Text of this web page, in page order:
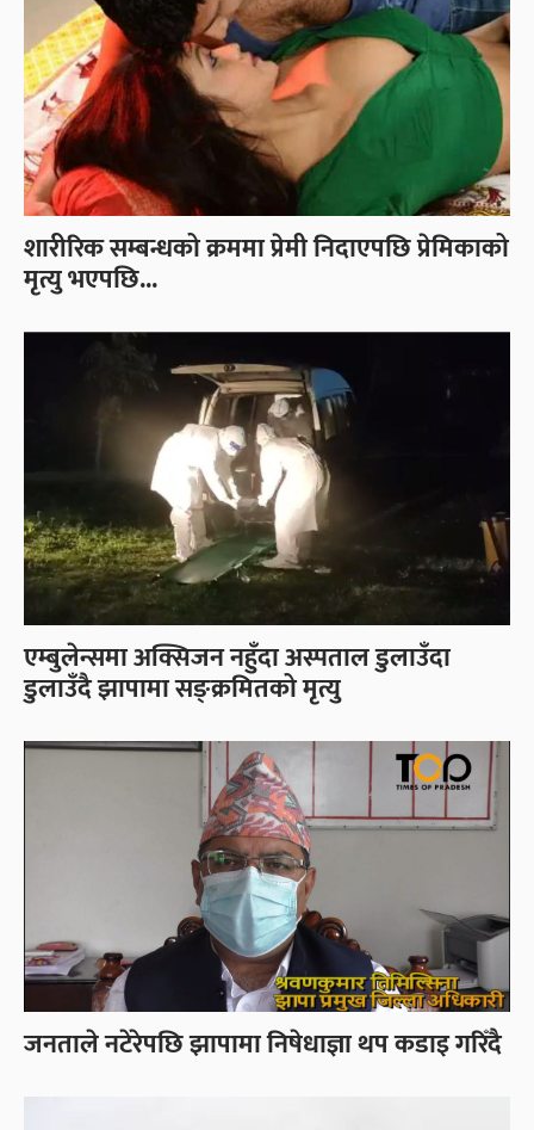
शारीरिक सम्बन्धको क्रममा प्रेमी निदाएपछि प्रेमिकाको
मृत्यु भएपछि...
एम्बुलेन्समा अक्सिजन नहुँदा अस्पताल डुलाउँदा
डुलाउँदै झापामा सङ्क्रमितको मृत्यु
जनताले नटेरेपछि झापामा निषेधाज्ञा थप कडाइ गरिँदै